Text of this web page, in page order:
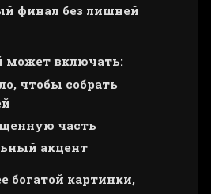
финал без лишней
может включать:
чтобы собрать
часть
акцент
богатой картинки,